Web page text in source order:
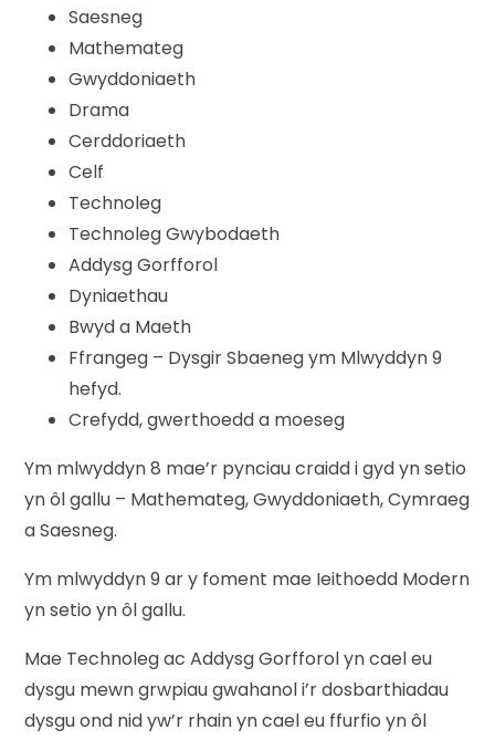
Saesneg
Mathemateg
Gwyddoniaeth
Drama
Cerddoriaeth
Celf
Technoleg
Technoleg Gwybodaeth
Addysg Gorfforol
Dyniaethau
Bwyd a Maeth
Ffrangeg – Dysgir Sbaeneg ym Mlwyddyn 9
hefyd.
Crefydd, gwerthoedd a moeseg
Ym mlwyddyn 8 mae’r pynciau craidd i gyd yn setio
yn ôl gallu – Mathemateg, Gwyddoniaeth, Cymraeg
a Saesneg.
Ym mlwyddyn 9 ar y foment mae Ieithoedd Modern
yn setio yn ôl gallu.
Mae Technoleg ac Addysg Gorfforol yn cael eu
dysgu mewn grwpiau gwahanol i’r dosbarthiadau
dysgu ond nid yw’r rhain yn cael eu ffurfio yn ôl